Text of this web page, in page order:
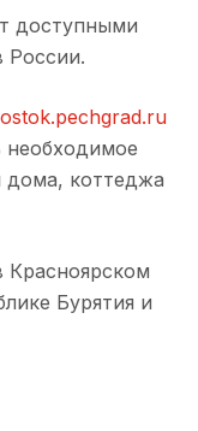
доступными
России.
дома, коттеджа
Бурятия и